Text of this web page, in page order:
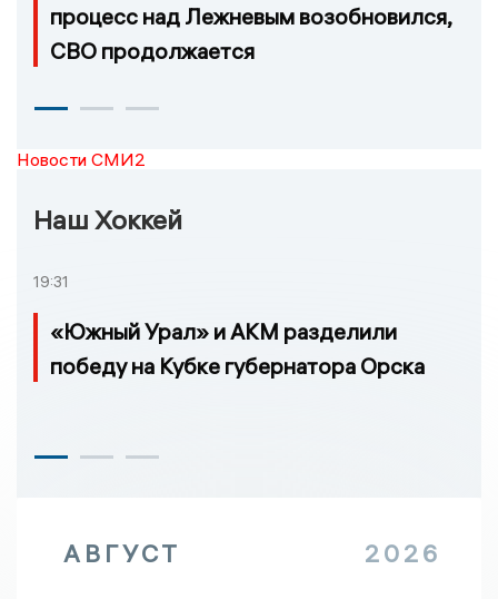
процесс над Лежневым возобновился,
СВО продолжается
Новости СМИ2
Наш Хоккей
19:31
«Южный Урал» и АКМ разделили
победу на Кубке губернатора Орска
АВГУСТ 2026